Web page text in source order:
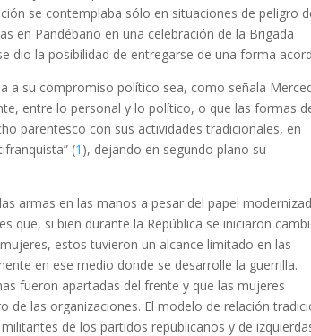
se contemplaba sólo en situaciones de peligro
en Pandébano en una celebración de la Brigada
dio la posibilidad de entregarse de una forma
a su compromiso político sea, como señala
entre lo personal y lo político, o que las formas
parentesco con sus actividades tradicionales, en
(1 ), dejando en segundo plano su
armas en las manos a pesar del papel
que, si bien durante la República se iniciaron
estos tuvieron un alcance limitado en las
en ese medio donde se desarrolle la guerrilla.
fueron apartadas del frente y que las mujeres
de las organizaciones. El modelo de relación
de los partidos republicanos y de